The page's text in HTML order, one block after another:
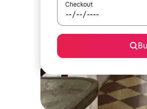
Checkout